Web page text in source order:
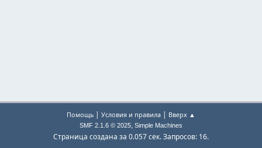
Помощь | Условия и правила | Вверх ▲
SMF 2.1.6 © 2025, Simple Machines
Страница создана за 0.057 сек. Запросов: 16.